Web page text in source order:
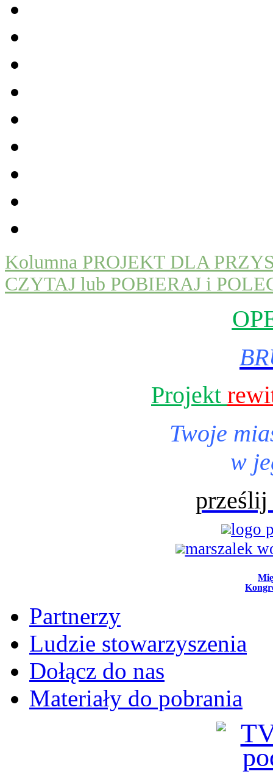
Kolumna PROJEKT DLA
CZYTAJ lub POBIERAJ i
Projekt
Twoje
w
prześlij
Mię
Partnerzy
Ludzie stowarzyszenia
Dołącz do nas
Materiały do pobrania